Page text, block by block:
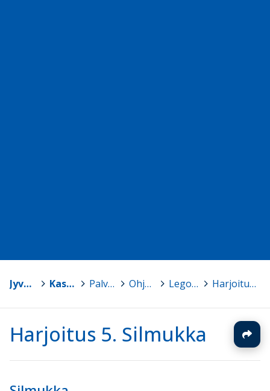
Jyväskylä Kasvun ja oppimisen TVT-tuki > Palvelut ja ohjelmistot > Ohjelmointi ja robotiikka > Lego EV3 robotiikkaa peruskouluun Harjoitus 5. Silmukka
Harjoitus 5. Silmukka